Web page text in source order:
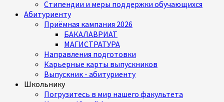
Стипендии и меры поддержки обучающихся
Абитуриенту
Приёмная кампания 2026
БАКАЛАВРИАТ
МАГИСТРАТУРА
Направления подготовки
Карьерные карты выпускников
Выпускник - абитуриенту
Школьнику
Погрузитесь в мир нашего факультета